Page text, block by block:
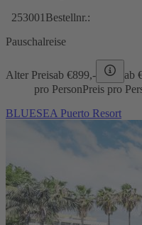
253001 Bestellnr.:
Pauschalreise
Alter Preisab €899,- ab
pro PersonPreis pro
BLUESEA Puerto Resort